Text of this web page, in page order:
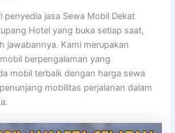
penyedia jasa Sewa Mobil Dekat
Hotel yang buka setiap saat,
jawabannya. Kami merupakan
berpengalaman yang
mobil terbaik dengan harga sewa
mobilitas perjalanan dalam